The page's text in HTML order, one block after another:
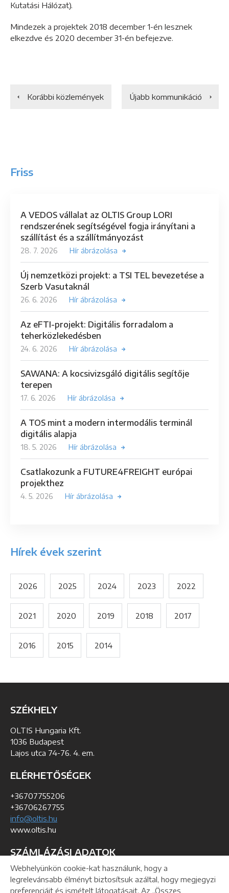
Kutatási Hálózat).
Mindezek a projektek 2018 december 1-én lesznek
elkezdve és 2020 december 31-én befejezve.
Korábbi közlemények Újabb kommunikáció
Friss
A VEDOS vállalat az OLTIS Group LORI
rendszerének segítségével fogja irányítani a
szállítást és a szállítmányozást
28. 7. 2026 Hír ábrázolása
Új nemzetközi projekt: a TSI TEL bevezetése a
Szerb Vasutaknál
26. 6. 2026 Hír ábrázolása
Az eFTI-projekt: Digitális forradalom a
teherközlekedésben
24. 6. 2026 Hír ábrázolása
SAWANA: A kocsivizsgáló digitális segítője
terepen
17. 6. 2026 Hír ábrázolása
A TOS mint a modern intermodális terminál
digitális alapja
18. 5. 2026 Hír ábrázolása
Csatlakozunk a FUTURE4FREIGHT európai
projekthez
4. 5. 2026 Hír ábrázolása
Hírek évek szerint
2026 2025 2024 2023 2022
2021 2020 2019 2018 2017
2016 2015 2014
SZÉKHELY
OLTIS Hungaria Kft.
1036 Budapest
Lajos utca 74-76. 4. em.
ELÉRHETŐSÉGEK
+36707755206
+36706267755
info@oltis.hu
www.oltis.hu
SZÁMLÁZÁSI ADATOK
KSH szám: 01-09-193368
Adó azonosítószám: 24991047-2-41
Webhelyünkön cookie-kat használunk, hogy a
legrelevánsabb élményt biztosítsuk azáltal, hogy megjegyzi
preferenciáit és ismételt látogatásait. Az „Összes